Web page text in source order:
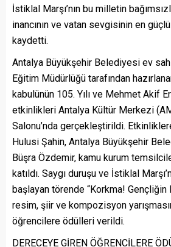
İstiklal Marşı’nın bu milletin
inancının ve vatan sevgisinin en
kaydetti.
Antalya Büyükşehir Belediyesi ev
Eğitim Müdürlüğü tarafından
kabulünün 105. Yılı ve Mehmet Akif
etkinlikleri Antalya Kültür Merkezi
Salonu’nda gerçekleştirildi.
Hulusi Şahin, Antalya Büyükşehir
Büşra Özdemir, kamu kurum
katıldı. Saygı duruşu ve İstiklal
başlayan törende “Korkma! Gençliğin
resim, şiir ve kompozisyon
öğrencilere ödülleri verildi.
DERECEYE GİREN ÖĞRENCİLERE